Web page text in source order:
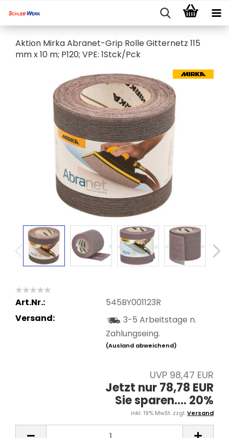
Aktion Mirka Abranet-Grip Rolle Gitternetz 115
mm x 10 m; P120; VPE: 1Stck/Pck
Art.Nr.:
545BY001123R
Versand:
3-5 Arbeitstage n.
Zahlungseing.
(Ausland abweichend)
UVP 98,47 EUR
Jetzt nur 78,78 EUR
Sie sparen.... 20%
inkl. 19% MwSt. zzgl.Versand